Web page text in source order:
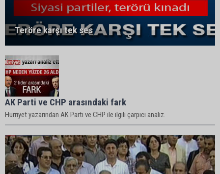
Teröre karşı tek ses
AK Parti ve CHP arasındaki fark
Hürriyet yazarından AK Parti ve CHP ile ilgili çarpıcı analiz.